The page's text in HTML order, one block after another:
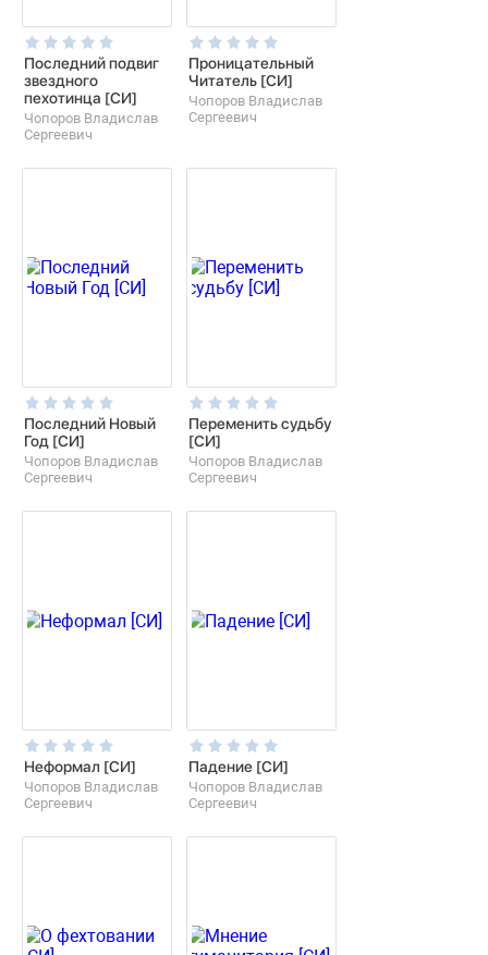
Последний подвиг
звездного
пехотинца [СИ]
Чопоров Владислав
Сергеевич
Проницательный
Читатель [СИ]
Чопоров Владислав
Сергеевич
Последний Новый
Год [СИ]
Чопоров Владислав
Сергеевич
Переменить судьбу
[СИ]
Чопоров Владислав
Сергеевич
Неформал [СИ]
Чопоров Владислав
Сергеевич
Падение [СИ]
Чопоров Владислав
Сергеевич